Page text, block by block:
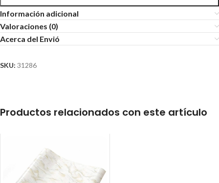
Información adicional
Valoraciones (0)
Acerca del Envió
SKU: 31286
Productos relacionados con este artículo